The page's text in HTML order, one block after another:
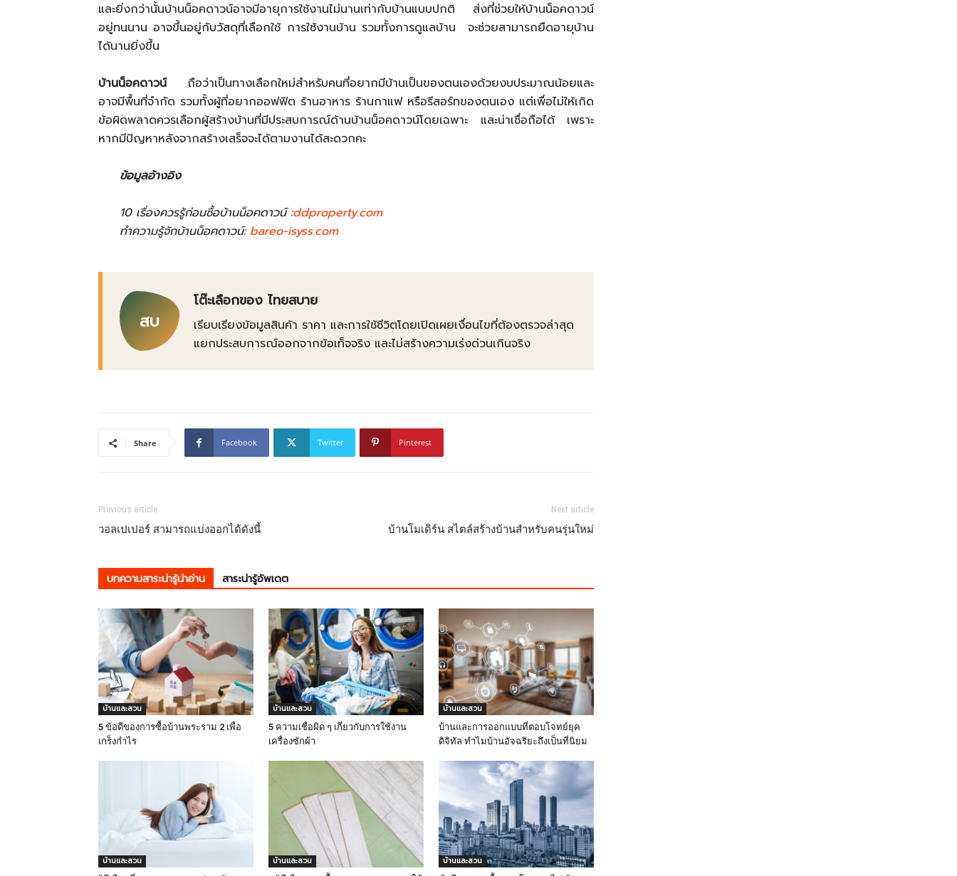
และยิ่งกว่านั้นบ้านน็อคดาวน์อาจมีอายุการใช้งานไม่นานเท่ากับบ้านแบบปกติ ส่งที่ช่วยให้บ้านน็อคดาวน์
อยู่ทนนาน อาจขึ้นอยู่กับวัสดุที่เลือกใช้ การใช้งานบ้าน รวมทั้งการดูแลบ้าน จะช่วยสามารถยืดอายุบ้าน
ได้นานยิ่งขึ้น
บ้านน็อคดาวน์ถือว่าเป็นทางเลือกใหม่สำหรับคนที่อยากมีบ้านเป็นของตนเองด้วยงบประมาณน้อยและ
อาจมีพื้นที่จำกัด รวมทั้งผู้ที่อยากออฟฟิต ร้านอาหาร ร้านกาแฟ หรือรีสอร์ทของตนเอง แต่เพื่อไม่ให้เกิด
ข้อผิดพลาดควรเลือกผู้สร้างบ้านที่มีประสบการณ์ด้านบ้านน็อคดาวน์โดยเฉพาะ และน่าเชื่อถือได้ เพราะ
หากมีปัญหาหลังจากสร้างเสร็จจะได้ตามงานได้สะดวกคะ
ข้อมูลอ้างอิง
10 เรื่องควรรู้ก่อนซื้อบ้านน็อคดาวน์ :ddproperty.com
ทำความรู้จักบ้านน็อคดาวน์: bareo-isyss.com
สบ
โต๊ะเลือกของ ไทยสบาย
เรียบเรียงข้อมูลสินค้า ราคา และการใช้ชีวิตโดยเปิดเผยเงื่อนไขที่ต้องตรวจล่าสุด
แยกประสบการณ์ออกจากข้อเท็จจริง และไม่สร้างความเร่งด่วนเกินจริง
Share Facebook Twitter Pinterest
Previous article
วอลเปเปอร์ สามารถแบ่งออกได้ดังนี้
Next article
บ้านโมเดิร์น สไตล์สร้างบ้านสำหรับคนรุ่นใหม่
บทความสาระน่ารู้น่าอ่าน สาระน่ารู้อัพเดต
บ้านและสวน
5 ข้อดีของการซื้อบ้านพระราม 2 เพื่อ
เกร็งกำไร
บ้านและสวน
5 ความเชื่อผิด ๆ เกี่ยวกับการใช้งาน
เครื่องซักผ้า
บ้านและสวน
บ้านและการออกแบบที่ตอบโจทย์ยุค
ดิจิทัล ทำไมบ้านอัจฉริยะถึงเป็นที่นิยม
บ้านและสวน
บ้านและสวน
บ้านและสวน